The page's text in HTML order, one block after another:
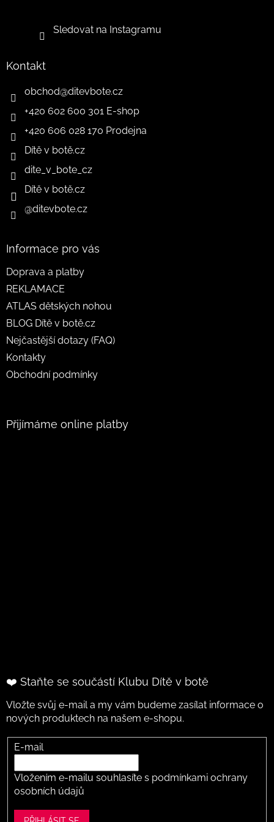
Sledovat na Instagramu
Kontakt
obchod@ditevbote.cz
+420 602 600 301 E-shop
+420 606 028 170 Prodejna
Dítě v botě.cz
dite_v_bote_cz
Dítě v botě.cz
@ditevbote.cz
Informace pro vás
Doprava a platby
REKLAMACE
ATLAS dětských nohou
BLOG Dítě v botě.cz
Nejčastější dotazy (FAQ)
Kontakty
Obchodní podmínky
Přijímáme online platby
❤️ Staňte se součástí Klubu Dítě v botě
Vložte svůj e-mail a my vám budeme zasílat informace o
nových produktech na našem e-shopu.
E-mail
Vložením e-mailu souhlasíte s podmínkami ochrany
osobních údajů